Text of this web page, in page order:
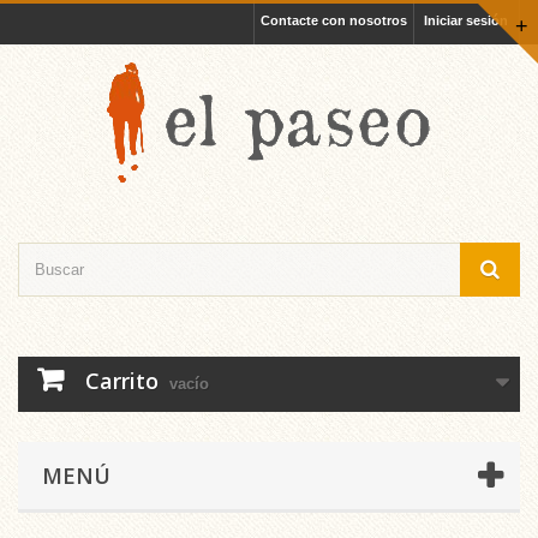
+
Iniciar sesión
Contacte con nosotros
Carrito vacío
MENÚ